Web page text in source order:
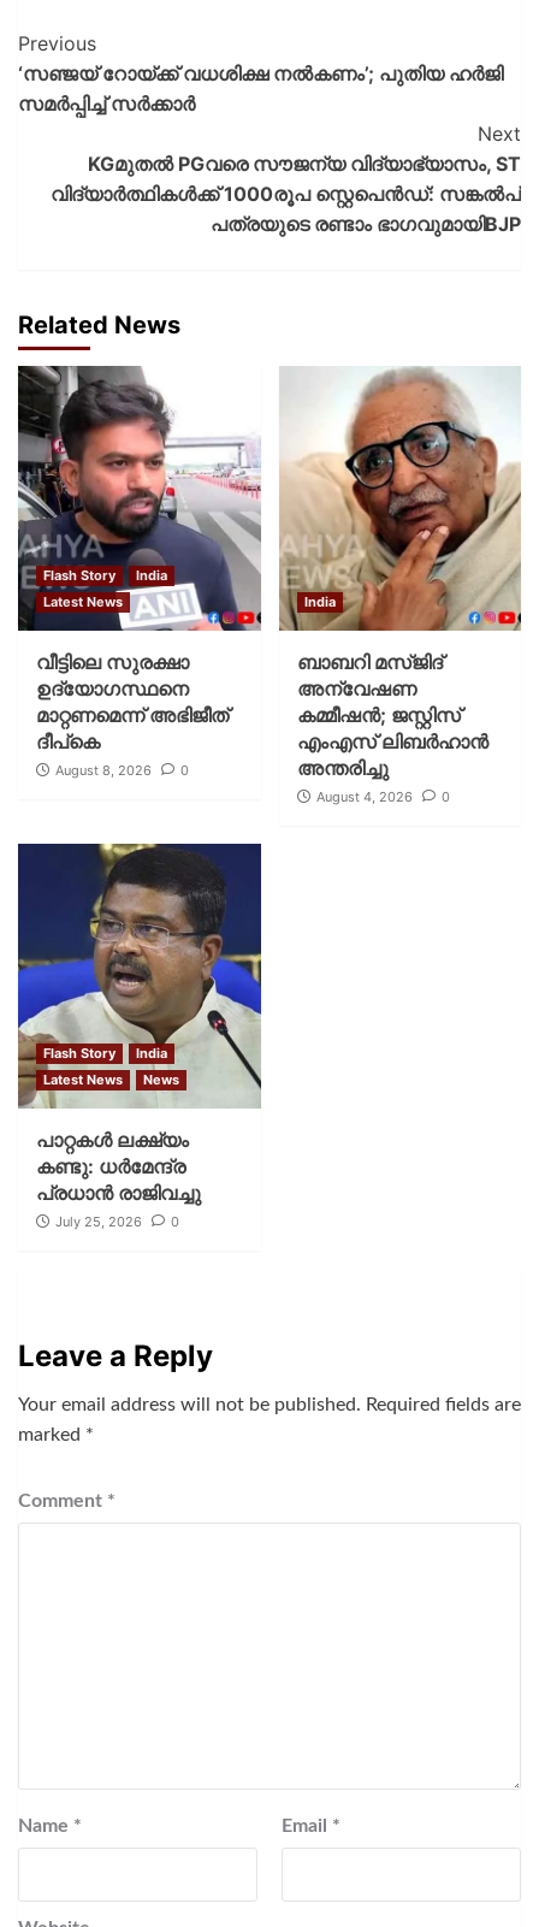
Previous
‘സഞ്ജയ്‌ റോയ്‌ക്ക് വധശിക്ഷ നല്‍കണം’; പുതിയ ഹര്‍ജി
സമര്‍പ്പിച്ച് സർക്കാർ
Next
KGമുതല്‍ PGവരെ സൗജന്യ വിദ്യാഭ്യാസം, ST
വിദ്യാര്‍ത്ഥികള്‍ക്ക് 1000രൂപ സ്റ്റെപെന്‍ഡ്: സങ്കല്‍പ്
പത്രയുടെ രണ്ടാം ഭാഗവുമായിBJP
Related News
Flash Story
India
Latest News
വീട്ടിലെ സുരക്ഷാ
ഉദ്യോഗസ്ഥനെ
മാറ്റണമെന്ന് അഭിജീത്
ദീപ്‌കെ
August 8, 2026 0
India
ബാബറി മസ്ജിദ്
അന്വേഷണ
കമ്മീഷന്‍; ജസ്റ്റിസ്
എംഎസ് ലിബര്‍ഹാന്‍
അന്തരിച്ചു
August 4, 2026 0
Flash Story
India
Latest News
News
പാറ്റകള്‍ ലക്ഷ്യം
കണ്ടു: ധര്‍മേന്ദ്ര
പ്രധാന്‍ രാജിവച്ചു
July 25, 2026 0
Leave a Reply
Your email address will not be published. Required fields are
marked *
Comment *
Name * Email *